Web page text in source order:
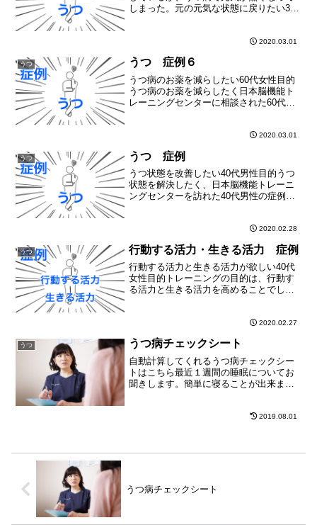
しまった。元の元気な状態に戻りたい30
た寝られなくなったので、病院でお薬を
もらった友達と会うの...
2020.03.01
うつ うつ 症例６
うつ病のお薬を減らしたい60代女性目的
うつ病のお薬を減らしたく日本脳機能ト
レーニングセンターに相談された60代女
事をしにくくなるのが嫌だから、うつ病
2020.03.01
うつ うつ 症例
うつ状態を改善したい40代男性目的うつ
状態を解決したく、日本脳機能トレーニ
ングセンターを訪れた40代男性の症例で
ドから起き上がれない）常にだるいパニ
ックのような不安が...
2020.02.28
うつ 行動する活力・生きる活力 症例
行動する活力と生きる活力が欲しい40代
女性目的トレーニングの目的は、行動す
る活力と生きる活力を高めることでし
で無理していたことが突き付けられた心
の底から元気がない仕事...
2020.02.27
うつ うつ病チェックシート
自動計算してくれるうつ病チェックシー
トはこちら最近１週間の睡眠についてお
聞きします。簡単に寝ることが出来まし
てから、30分以内に寝られなかった日
2019.08.01
うつ病チェックシート